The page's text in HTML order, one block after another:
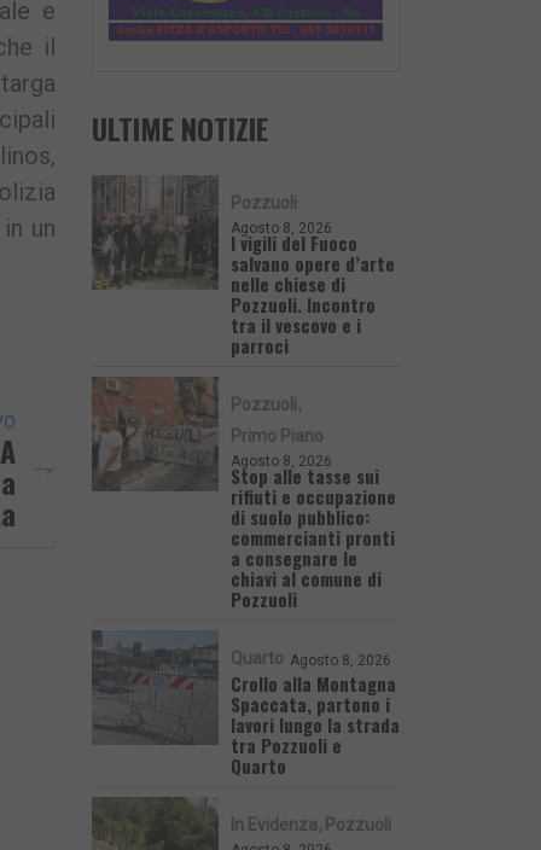
e
il
un
ULTIME NOTIZIE
Pozzuoli
Agosto 8, 2026
I vigili del Fuoco
salvano opere d’arte
nelle chiese di
Pozzuoli. Incontro
tra il vescovo e i
parroci
Pozzuoli
Primo Piano
Agosto 8, 2026
Stop alle tasse sui
rifiuti e occupazione
di suolo pubblico:
commercianti pronti
a consegnare le
chiavi al comune di
Pozzuoli
Quarto Agosto 8, 2026
Crollo alla Montagna
Spaccata, partono i
lavori lungo la strada
tra Pozzuoli e
Quarto
In Evidenza Pozzuoli